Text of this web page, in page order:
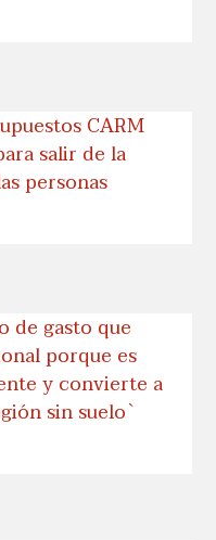
CARM
salir de la
personas
de gasto que
porque es
y convierte a
sin suelo`